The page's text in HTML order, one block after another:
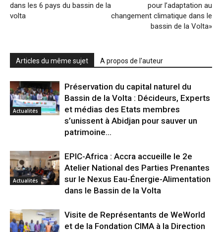
dans les 6 pays du bassin de la
volta
pour l’adaptation au
changement climatique dans le
bassin de la Volta»
Articles du même sujet A propos de l'auteur
Actualités
Préservation du capital naturel du
Bassin de la Volta : Décideurs, Experts
et médias des Etats membres
s’unissent à Abidjan pour sauver un
patrimoine...
Actualités
EPIC-Africa : Accra accueille le 2e
Atelier National des Parties Prenantes
sur le Nexus Eau-Énergie-Alimentation
dans le Bassin de la Volta
Visite de Représentants de WeWorld
et de la Fondation CIMA à la Direction